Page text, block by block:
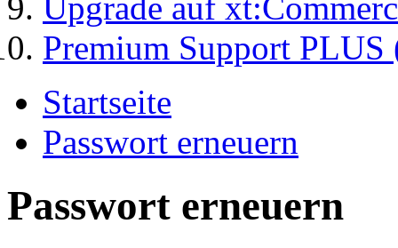
Upgrade auf
Premium Support
Startseite
Passwort erneuern
Passwort erneuern